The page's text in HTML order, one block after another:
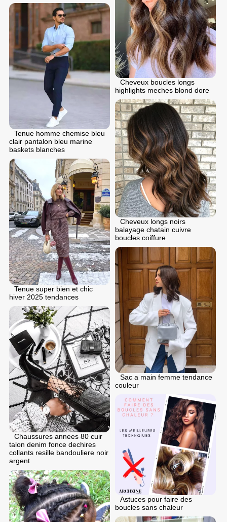
Cheveux boucles longs
highlights meches blond dore
Tenue homme chemise bleu
clair pantalon bleu marine
baskets blanches
Cheveux longs noirs
balayage chatain cuivre
boucles coiffure
Tenue super bien et chic
hiver 2025 tendances
Sac a main femme tendance
couleur
Chaussures annees 80 cuir
talon denim fonce dechires
collants resille bandouliere noir
argent
Astuces pour faire des
boucles sans chaleur